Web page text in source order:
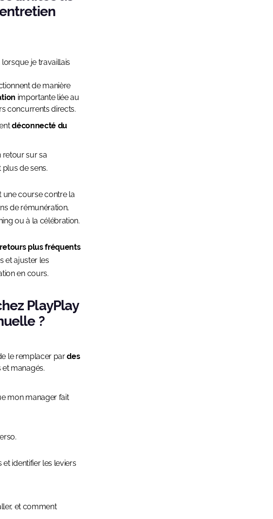
je travaillais
de manière
importante liée au
concurrents directs.
déconnecté du
retour sur sa
de sens.
une course contre la
de rémunération,
ou à la célébration.
retours plus fréquents
et ajuster les
en cours.
PlayPlay
?
le remplacer pardes
managés.
mon manager fait
identifier les leviers
et comment